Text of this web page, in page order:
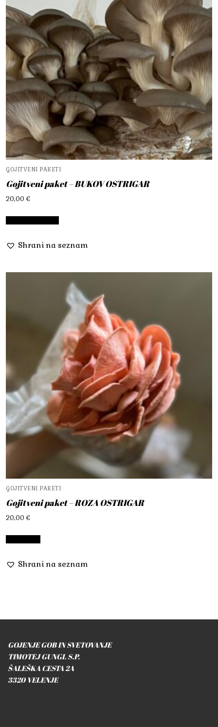
GOJITVENI PAKETI
Gojitveni paket – BUKOV OSTRIGAR
20,00€
Shrani na seznam
GOJITVENI PAKETI
Gojitveni paket – ROZA OSTRIGAR
20,00€
Shrani na seznam
GOJENJE GOB IN SVETOVANJE
TIMOTEJ GUNGL S.P.
ŠALEŠKA CESTA 2A
3320 VELENJE